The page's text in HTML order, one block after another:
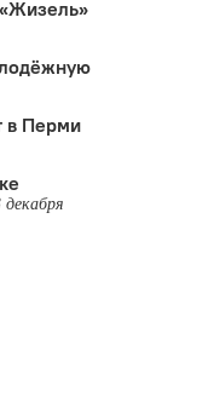
в Перми